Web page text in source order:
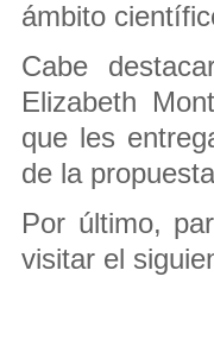
ámbito
Cabe
Elizabeth
que les
de la
Por último,
visitar el